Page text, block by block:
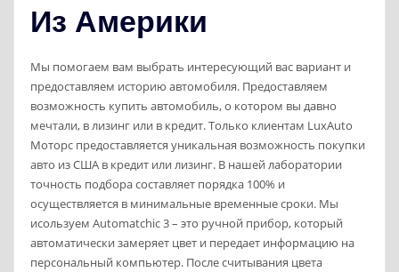
Из Америки
Мы помогаем вам выбрать интересующий вас вариант и
предоставляем историю автомобиля. Предоставляем
возможность купить автомобиль, о котором вы давно
мечтали, в лизинг или в кредит. Только клиентам LuxAuto
Моторс предоставляется уникальная возможность покупки
авто из США в кредит или лизинг. В нашей лаборатории
точность подбора составляет порядка 100% и
осуществляется в минимальные временные сроки. Мы
исользуем Automatchic 3 – это ручной прибор, который
автоматически замеряет цвет и передает информацию на
персональный компьютер. После считывания цвета